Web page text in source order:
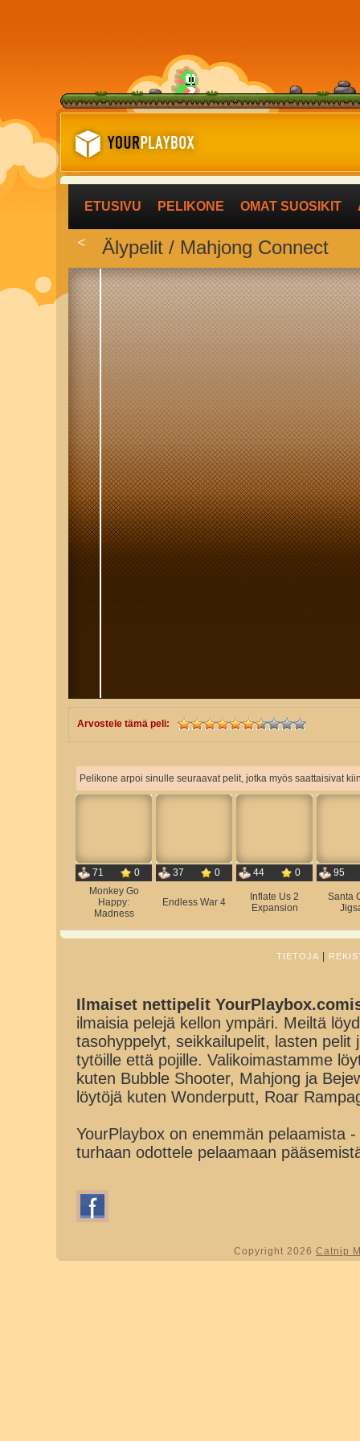
ETUSIVU PELIKONE OMAT SUOSIKIT
< Älypelit / Mahjong Connect
Arvostele tämä peli:
Pelikone arpoi sinulle seuraavat pelit, jotka myös saattaisivat
71
0
Monkey Go
Happy:
Madness
37 0
Endless War 4
44 0
Inflate Us 2
Expansion
95
Santa
TIETOJA
Ilmaiset nettipelit
ilmaisia pelejä kellon ympäri. Meiltä
tasohyppelyt, seikkailupelit, lasten
tytöille että pojille. Valikoimastamme
kuten Bubble Shooter, Mahjong ja
löytöjä kuten Wonderputt, Roar
YourPlaybox on enemmän pelaamista
turhaan odottele pelaamaan
Copyright 2026 Catnip